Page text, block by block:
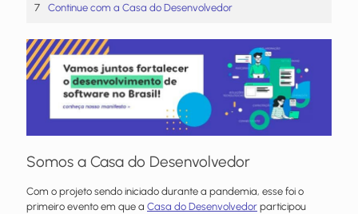
Continue com a Casa do Desenvolvedor
Somos a Casa do Desenvolvedor
Com o projeto sendo iniciado durante a pandemia, esse foi o
primeiro evento em que a Casa do Desenvolvedor participou